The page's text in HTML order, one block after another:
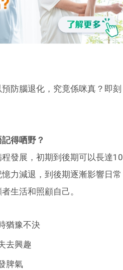
防腦退化，究竟係咪真？即刻
得哂野？
發展，初期到後期可以長達10
力減退，到後期逐漸影響日常
生活和照顧自己。
猶豫不決
去興趣
脾氣